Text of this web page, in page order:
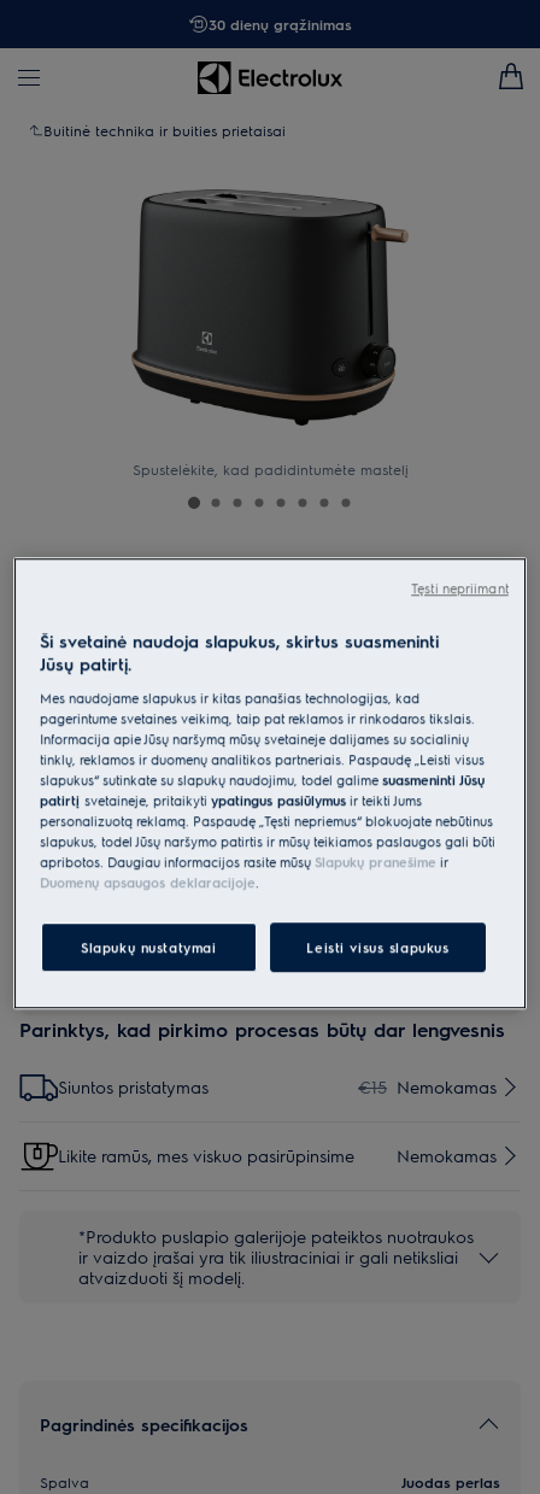
30 dienų grąžinimas
Buitinė technika ir buities prietaisai
Spustelėkite, kad padidintumėte mastelį
E7T1-6BP
„Explore 7“ 700 serija skrudintuvas
Pagrindiniai privalumai
Skrudintuvės „Explore 7“ pažangi technologija suteikia galimybę
tobulai paskrudinti duoną
Mėgaukitės puikiais skrudinimo rezultatais be jokių pastangų –
naudokite septynis skrudinimo intensyvumo nustatymus.
Pašildykite pakartotinai neskrudindami ir veiksmingai atšildykite,
naudodami iš anksto nustatytas programas.
Parinktys, kad pirkimo procesas būtų dar lengvesnis
Siuntos pristatymas €15 Nemokamas
Likite ramūs, mes viskuo pasirūpinsime Nemokamas
*Produkto puslapio galerijoje pateiktos nuotraukos
ir vaizdo įrašai yra tik iliustraciniai ir gali netiksliai
atvaizduoti šį modelį.
Pagrindinės specifikacijos
Spalva Juodas perlas
Ši svetainė naudoja slapukus, skirtus suasmeninti
Jūsų patirtį.
Mes naudojame slapukus ir kitas panašias technologijas, kad
pagerintume svetainės veikimą, taip pat reklamos ir rinkodaros tikslais.
Informacija apie Jūsų naršymą mūsų svetainėje dalijamės su socialinių
tinklų, reklamos ir duomenų analitikos partneriais. Paspaudę „Leisti visus
slapukus“ sutinkate su slapukų naudojimu, todėl galimesuasmeninti Jūsų
patirtįsvetainėje, pritaikytiypatingus pasiūlymus ir teikti Jums
personalizuotą reklamą. Paspaudę „Tęsti nepriėmus“ blokuojate nebūtinus
slapukus, todėl Jūsų naršymo patirtis ir mūsų teikiamos paslaugos gali būti
apribotos. Daugiau informacijos rasite mūsų Slapukų pranešime ir
Duomenų apsaugos deklaracijoje.
Slapukų nustatymai Leisti visus slapukus
Tęsti nepriimant